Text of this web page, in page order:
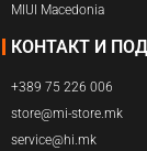
MIUI Macedonia
КОНТАКТ И
+389 75 226 006
store@mi-store.mk
service@hi.mk